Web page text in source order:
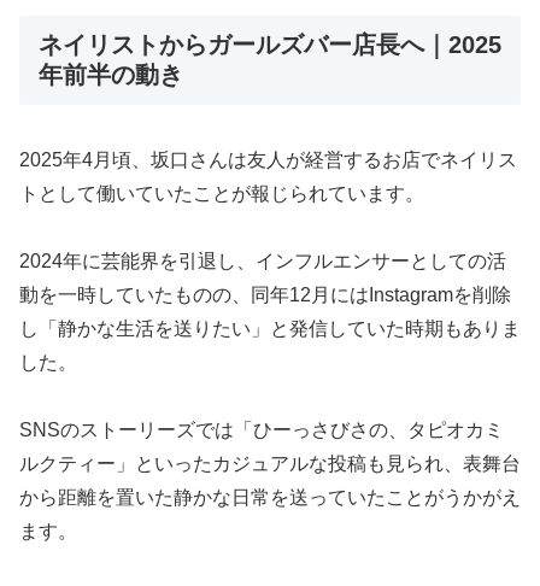
ネイリストからガールズバー店長へ｜2025
年前半の動き
2025年4月頃、坂口さんは友人が経営するお店でネイリス
トとして働いていたことが報じられています。
2024年に芸能界を引退し、インフルエンサーとしての活
動を一時していたものの、同年12月にはInstagramを削除
し「静かな生活を送りたい」と発信していた時期もありま
した。
SNSのストーリーズでは「ひーっさびさの、タピオカミ
ルクティー」といったカジュアルな投稿も見られ、表舞台
から距離を置いた静かな日常を送っていたことがうかがえ
ます。